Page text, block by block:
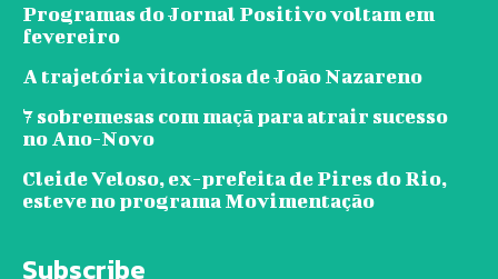
Programas do Jornal Positivo voltam em
fevereiro
A trajetória vitoriosa de João Nazareno
7 sobremesas com maçã para atrair sucesso
no Ano-Novo
Cleide Veloso, ex-prefeita de Pires do Rio,
esteve no programa Movimentação
Subscribe